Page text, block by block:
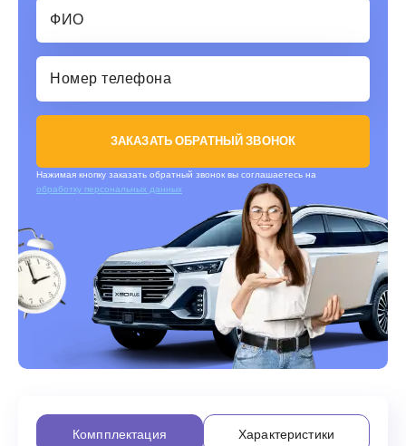
ЗАКАЗАТЬ ОБРАТНЫЙ ЗВОНОК
Нажимая кнопку заказать обратный звонок вы соглашаетесь на
обработку персональных данных
Компплектация Характеристики